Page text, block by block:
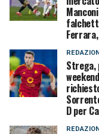
Strega,
D per